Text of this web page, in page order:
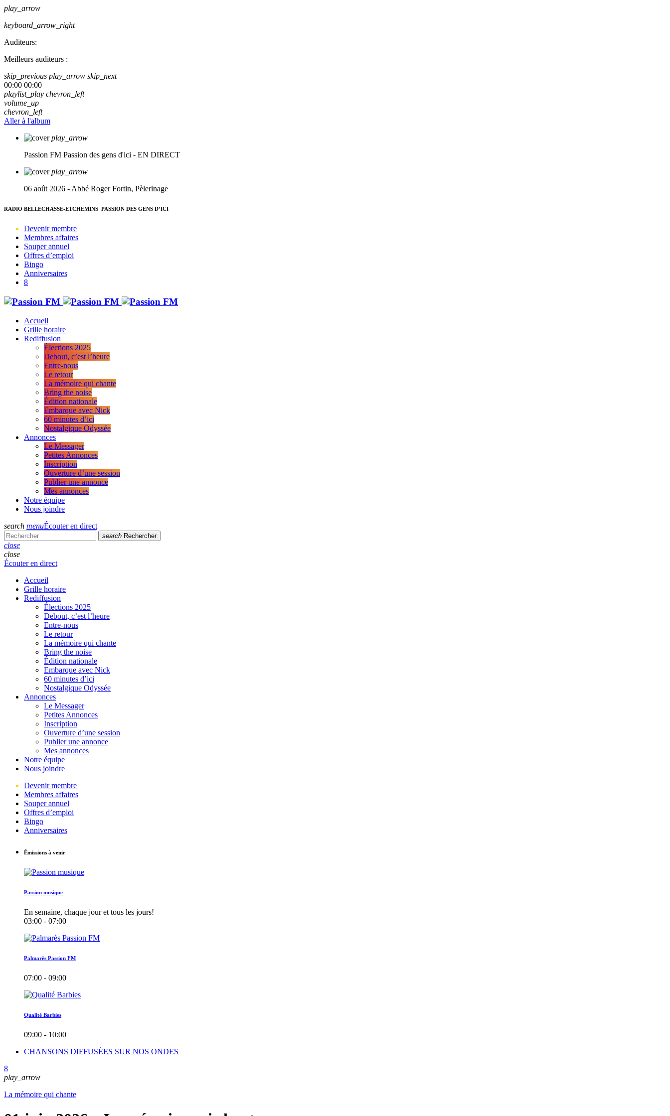
play_arrow
keyboard_arrow_right
Auditeurs:
Meilleurs auditeurs :
skip_previous play_arrow skip_next
00:00 00:00
playlist_play chevron_left
volume_up
chevron_left
Aller à l'album
play_arrow
Passion FM Passion des gens d'ici - EN DIRECT
play_arrow
06 août 2026 - Abbé Roger Fortin, Pèlerinage
RADIO BELLECHASSE-ETCHEMINS PASSION DES GENS D’ICI
Devenir membre
Membres affaires
Souper annuel
Offres d’emploi
Bingo
Anniversaires
Accueil
Grille horaire
Rediffusion
Élections 2025
Debout, c’est l’heure
Entre-nous
Le retour
La mémoire qui chante
Bring the noise
Édition nationale
Embarque avec Nick
60 minutes d’ici
Nostalgique Odyssée
Annonces
Le Messager
Petites Annonces
Inscription
Ouverture d’une session
Publier une annonce
Mes annonces
Notre équipe
Nous joindre
search menuÉcouter en direct
search Rechercher
close
close
Écouter en direct
Accueil
Grille horaire
Rediffusion
Élections 2025
Debout, c’est l’heure
Entre-nous
Le retour
La mémoire qui chante
Bring the noise
Édition nationale
Embarque avec Nick
60 minutes d’ici
Nostalgique Odyssée
Annonces
Le Messager
Petites Annonces
Inscription
Ouverture d’une session
Publier une annonce
Mes annonces
Notre équipe
Nous joindre
Devenir membre
Membres affaires
Souper annuel
Offres d’emploi
Bingo
Anniversaires
Émissions à venir
Passion musique
En semaine, chaque jour et tous les jours!
03:00 - 07:00
Palmarès Passion FM
07:00 - 09:00
Qualité Barbies
09:00 - 10:00
CHANSONS DIFFUSÉES SUR NOS ONDES
play_arrow
La mémoire qui chante